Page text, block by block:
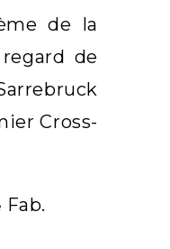
de la
de
Cross-
Fab.